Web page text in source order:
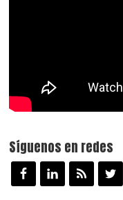
Síguenos en redes